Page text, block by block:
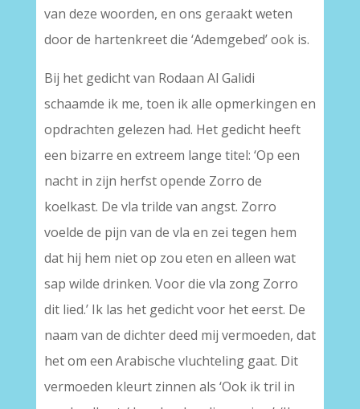
van deze woorden, en ons geraakt weten
door de hartenkreet die ‘Ademgebed’ ook is.
Bij het gedicht van Rodaan Al Galidi
schaamde ik me, toen ik alle opmerkingen en
opdrachten gelezen had. Het gedicht heeft
een bizarre en extreem lange titel: ‘Op een
nacht in zijn herfst opende Zorro de
koelkast. De vla trilde van angst. Zorro
voelde de pijn van de vla en zei tegen hem
dat hij hem niet op zou eten en alleen wat
sap wilde drinken. Voor die vla zong Zorro
dit lied.’ Ik las het gedicht voor het eerst. De
naam van de dichter deed mij vermoeden, dat
het om een Arabische vluchteling gaat. Dit
vermoeden kleurt zinnen als ‘Ook ik tril in